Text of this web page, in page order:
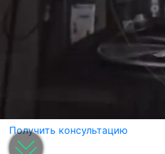
Получить консультацию